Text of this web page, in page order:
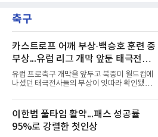
이 파열돼 5월 중순 복귀했고, 동계 훈련 부족 여
파로 부진이 이어졌다. 지난달
번 타자 중견수로 선발 출전해 3타수 1안타(1홈
런) 1타점 2득점 1볼넷으로 팀의 4-3 승리를 견
립스의 시속 155.8㎞ 바깥쪽 포심을 밀어 쳐 우
중간 담장을 넘겼다. 비거리 122ｍ, 시즌 19호이
자 통산 423번째 홈런이다. 1-2로 뒤진 7회초 2
사 3루에서는 그의 타구가 상대 투수 실책으로
이어져 동점이 됐고, 1루에 나간 뒤 놀런 섀누얼
의 역전 중월 2점 홈런 때 득점
축구
카스트로프 어깨 부상·백승호 훈련 중
부상...유럽 리그 개막 앞둔 태극전사
악재
유럽 프로축구 개막을 앞두고 북중미 월드컵에
나섰던 태극전사들의 부상이 잇따라 확인됐다.
일(한국시간) 옌스 카스트로프가 6일 아마추어
팀 로타흐-에게른과의 친선경기에서 어깨를 다
쳐 당분간 출전이 어렵다고 밝혔다. 그는 후반 교
체 투입돼 두 골을 넣었으나 후반 22분 부상으로
이한범 풀타임 활약...패스 성공률
95%로 강렬한 첫인상